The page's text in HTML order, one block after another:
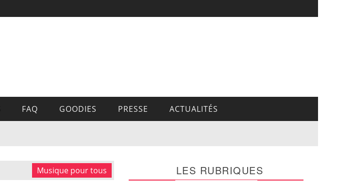
FAQ GOODIES PRESSE ACTUALITÉS
Musique pour tous
LES RUBRIQUES